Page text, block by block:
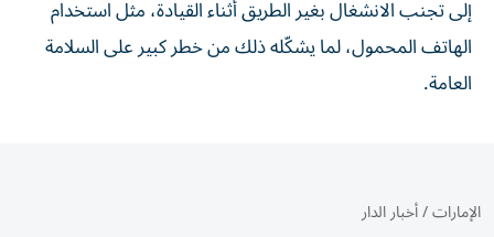
إلى تجنب الانشغال بغير الطريق أثناء القيادة، مثل استخدام
الهاتف المحمول، لما يشكّله ذلك من خطر كبير على السلامة
العامة.
الإمارات/أخبار الدار